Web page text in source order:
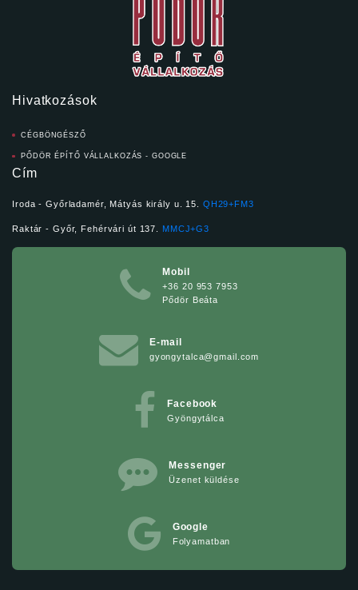
Hivatkozások
CÉGBÖNGÉSZŐ
PŐDÖR ÉPÍTŐ VÁLLALKOZÁS - GOOGLE
Cím
Iroda - Győrladamér, Mátyás király u. 15. QH29+FM3
Raktár - Győr, Fehérvári út 137. MMCJ+G3
Mobil
+36 20 953 7953
Pődör Beáta
E-mail
gyongytalca@gmail.com
Facebook
Gyöngytálca
Messenger
Üzenet küldése
Google
Folyamatban